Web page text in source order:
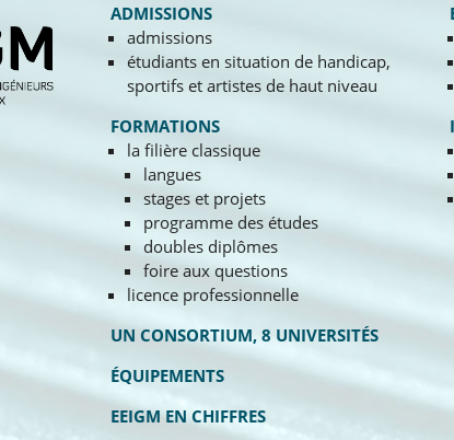
ADMISSIONS
admissions
étudiants en situation de handicap,
sportifs et artistes de haut niveau
FORMATIONS
la filière classique
langues
stages et projets
programme des études
doubles diplômes
foire aux questions
licence professionnelle
UN CONSORTIUM, 8 UNIVERSITÉS
ÉQUIPEMENTS
EEIGM EN CHIFFRES